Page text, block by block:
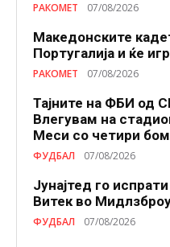
РАКОМЕТ 07/08/2026
Македонските
Португалија и ќе
РАКОМЕТ 07/08/2026
Тајните на ФБИ од
Влегувам на
Меси со четири
ФУДБАЛ 07/08/2026
Јунајтед го
Витек во
ФУДБАЛ 07/08/2026